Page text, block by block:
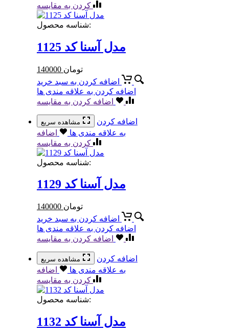
کردن به مقایسه
شناسه محصول:
مدل آسنا کد 1125
140000 تومان
اضافه کردن به سبد خرید
اضافه کردن به علاقه مندی ها
اضافه کردن به مقایسه
مشاهده سریع
اضافه کردن
به علاقه مندی ها
اضافه
کردن به مقایسه
شناسه محصول:
مدل آسنا کد 1129
140000 تومان
اضافه کردن به سبد خرید
اضافه کردن به علاقه مندی ها
اضافه کردن به مقایسه
مشاهده سریع
اضافه کردن
به علاقه مندی ها
اضافه
کردن به مقایسه
شناسه محصول:
مدل آسنا کد 1132